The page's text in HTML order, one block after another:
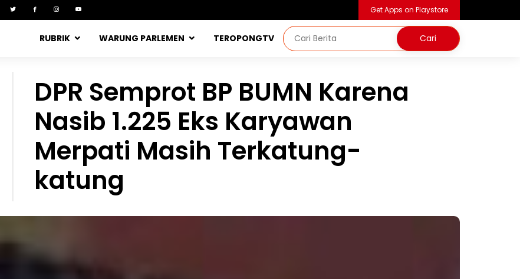
Get Apps on Playstore
RUBRIK WARUNG PARLEMEN TEROPONGTV
DPR Semprot BP BUMN Karena
Nasib 1.225 Eks Karyawan
Merpati Masih Terkatung-
katung